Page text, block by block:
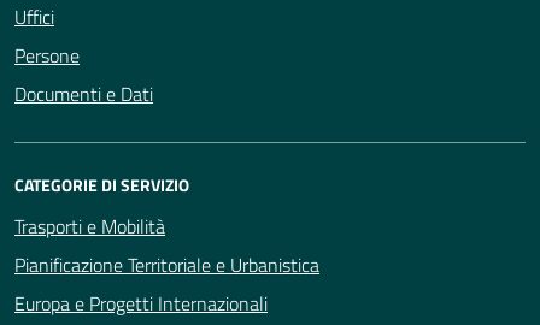
Uffici
Persone
Documenti e Dati
CATEGORIE DI SERVIZIO
Trasporti e Mobilità
Pianificazione Territoriale e Urbanistica
Europa e Progetti Internazionali